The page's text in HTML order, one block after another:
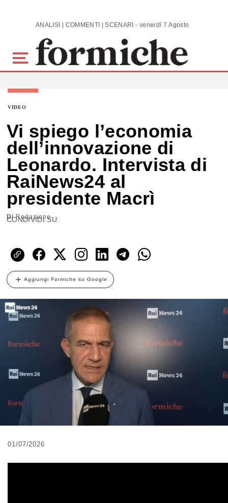
Skip to main content ANALISI | COMMENTI | SCENARI - venerdì 7 Agosto 2026
VIDEO
Vi spiego l’economia
dell’innovazione di
Leonardo. Intervista di
RaiNews24 al
presidente Macrì
DiRedazione
CONDIVIDI SU:
Aggiungi Formiche su Google
01/07/2026